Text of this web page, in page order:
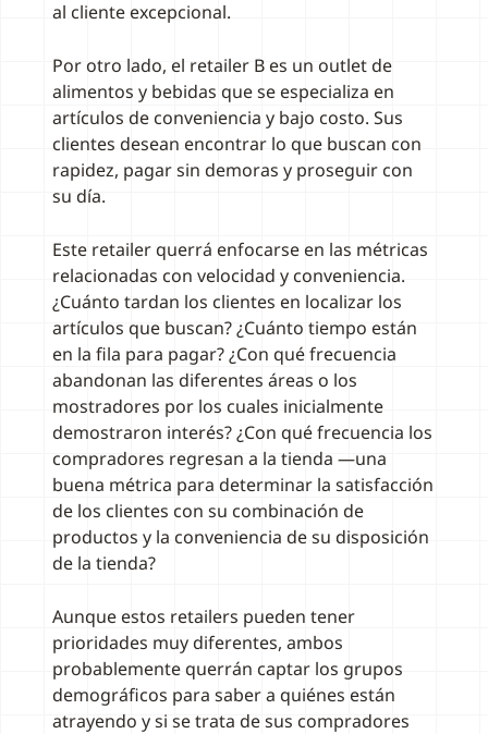
al cliente excepcional.
Por otro lado, el retailer B es un outlet de
alimentos y bebidas que se especializa en
artículos de conveniencia y bajo costo. Sus
clientes desean encontrar lo que buscan con
rapidez, pagar sin demoras y proseguir con
su día.
Este retailer querrá enfocarse en las métricas
relacionadas con velocidad y conveniencia.
¿Cuánto tardan los clientes en localizar los
artículos que buscan? ¿Cuánto tiempo están
en la fila para pagar? ¿Con qué frecuencia
abandonan las diferentes áreas o los
mostradores por los cuales inicialmente
demostraron interés? ¿Con qué frecuencia los
compradores regresan a la tienda —una
buena métrica para determinar la satisfacción
de los clientes con su combinación de
productos y la conveniencia de su disposición
de la tienda?
Aunque estos retailers pueden tener
prioridades muy diferentes, ambos
probablemente querrán captar los grupos
demográficos para saber a quiénes están
atrayendo y si se trata de sus compradores